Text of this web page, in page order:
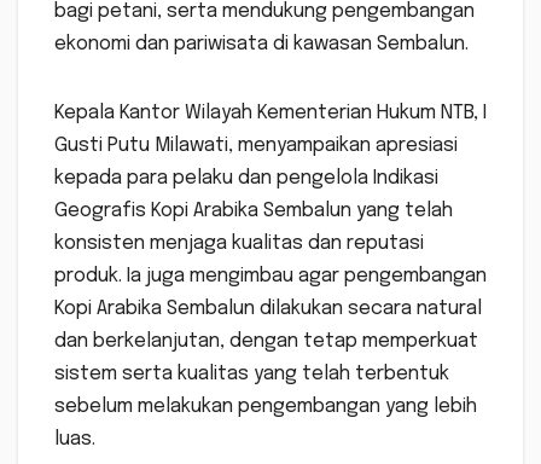
bagi petani, serta mendukung pengembangan
ekonomi dan pariwisata di kawasan Sembalun.
Kepala Kantor Wilayah Kementerian Hukum NTB, I
Gusti Putu Milawati, menyampaikan apresiasi
kepada para pelaku dan pengelola Indikasi
Geografis Kopi Arabika Sembalun yang telah
konsisten menjaga kualitas dan reputasi
produk. Ia juga mengimbau agar pengembangan
Kopi Arabika Sembalun dilakukan secara natural
dan berkelanjutan, dengan tetap memperkuat
sistem serta kualitas yang telah terbentuk
sebelum melakukan pengembangan yang lebih
luas.